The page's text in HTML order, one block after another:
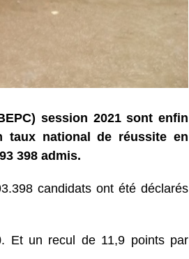
session 2021 sont enfin
taux national de réussite en
398 admis.
candidats ont été déclarés
Et un recul de 11,9 points par